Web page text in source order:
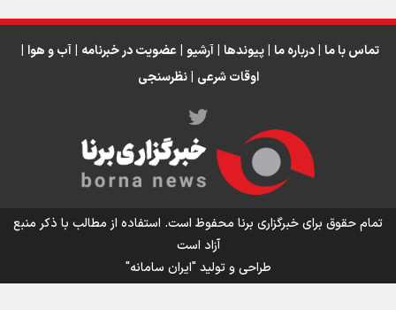
اینفو برنا/ میزان مالیات بر ارزش افزوده چقدر است؟
تماس با ما | درباره ما | پیوندها | آرشیو | عضویت در خبرنامه | آب و هوا |
اوقات شرعی | نظرسنجی
تمام حقوق برای خبرگزاری برنا محفوظ است. استفاده از مطالب با ذکر منبع
آزاد است
طراحی و تولید"ایران سامانه"